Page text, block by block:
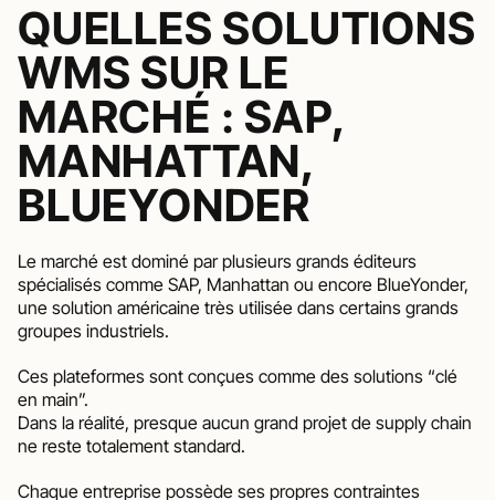
QUELLES SOLUTIONS
WMS SUR LE
MARCHÉ : SAP,
MANHATTAN,
BLUEYONDER
Le marché est dominé par plusieurs grands éditeurs
spécialisés comme SAP, Manhattan ou encore BlueYonder,
une solution américaine très utilisée dans certains grands
groupes industriels.
Ces plateformes sont conçues comme des solutions “clé
en main”.
Dans la réalité, presque aucun grand projet de supply chain
ne reste totalement standard.
Chaque entreprise possède ses propres contraintes